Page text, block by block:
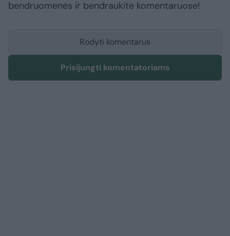
bendruomenės ir bendraukite komentaruose!
Rodyti komentarus
Prisijungti komentatoriams